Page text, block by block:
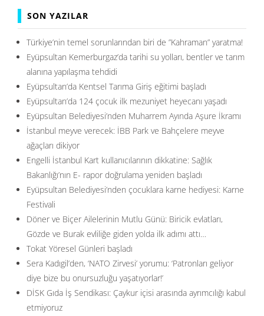
SON YAZILAR
Türkiye’nin temel sorunlarından biri de ”Kahraman” yaratma!
Eyüpsultan Kemerburgaz’da tarihi su yolları, bentler ve tarım
alanına yapılaşma tehdidi
Eyüpsultan’da Kentsel Tarıma Giriş eğitimi başladı
Eyüpsultan’da 124 çocuk ilk mezuniyet heyecanı yaşadı
Eyüpsultan Belediyesi’nden Muharrem Ayında Aşure İkramı
İstanbul meyve verecek: İBB Park ve Bahçelere meyve
ağaçları dikiyor
Engelli İstanbul Kart kullanıcılarının dikkatine: Sağlık
Bakanlığı’nın E- rapor doğrulama yeniden başladı
Eyüpsultan Belediyesi’nden çocuklara karne hediyesi: Karne
Festivali
Döner ve Biçer Ailelerinin Mutlu Günü: Biricik evlatları,
Gözde ve Burak evliliğe giden yolda ilk adımı attı…
Tokat Yöresel Günleri başladı
Sera Kadıgil’den, ‘NATO Zirvesi’ yorumu: ‘Patronları geliyor
diye bize bu onursuzluğu yaşatıyorlar!’
DİSK Gıda İş Sendikası: Çaykur içisi arasında ayrımcılığı kabul
etmiyoruz